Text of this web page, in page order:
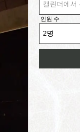
캘린더에서
인원 수